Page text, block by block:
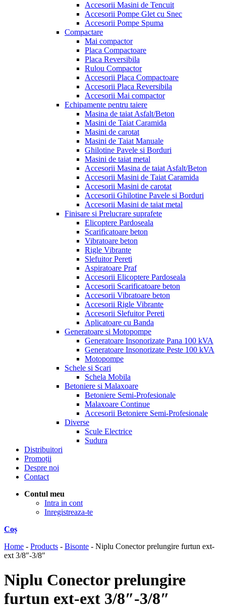
Accesorii Masini de Tencuit
Accesorii Pompe Glet cu Snec
Accesorii Pompe Spuma
Compactare
Mai compactor
Placa Compactoare
Placa Reversibila
Rulou Compactor
Accesorii Placa Compactoare
Accesorii Placa Reversibila
Accesorii Mai compactor
Echipamente pentru taiere
Masina de taiat Asfalt/Beton
Masini de Taiat Caramida
Masini de carotat
Masini de Taiat Manuale
Ghilotine Pavele si Borduri
Masini de taiat metal
Accesorii Masina de taiat Asfalt/Beton
Accesorii Masini de Taiat Caramida
Accesorii Masini de carotat
Accesorii Ghilotine Pavele si Borduri
Accesorii Masini de taiat metal
Finisare si Prelucrare suprafete
Elicoptere Pardoseala
Scarificatoare beton
Vibratoare beton
Rigle Vibrante
Slefuitor Pereti
Aspiratoare Praf
Accesorii Elicoptere Pardoseala
Accesorii Scarificatoare beton
Accesorii Vibratoare beton
Accesorii Rigle Vibrante
Accesorii Slefuitor Pereti
Aplicatoare cu Banda
Generatoare si Motopompe
Generatoare Insonorizate Pana 100 kVA
Generatoare Insonorizate Peste 100 kVA
Motopompe
Schele si Scari
Schela Mobila
Betoniere si Malaxoare
Betoniere Semi-Profesionale
Malaxoare Continue
Accesorii Betoniere Semi-Profesionale
Diverse
Scule Electrice
Sudura
Distribuitori
Promoții
Despre noi
Contact
Contul meu
Intra in cont
Inregistreaza-te
Coș
Home - Products - Bisonte - Niplu Conector prelungire furtun ext-
ext 3/8″-3/8″
Niplu Conector prelungire
furtun ext-ext 3/8″-3/8″